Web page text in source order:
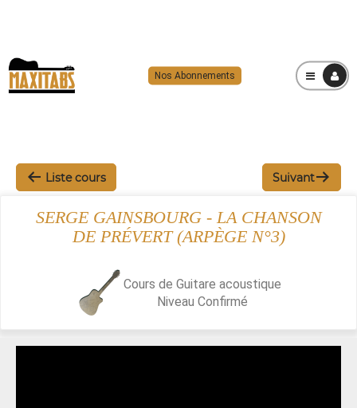
Nos Abonnements MENU
Liste cours Suivant
SERGE GAINSBOURG - LA CHANSON
DE PRÉVERT (ARPÈGE N°3)
Cours de Guitare acoustique
Niveau Confirmé